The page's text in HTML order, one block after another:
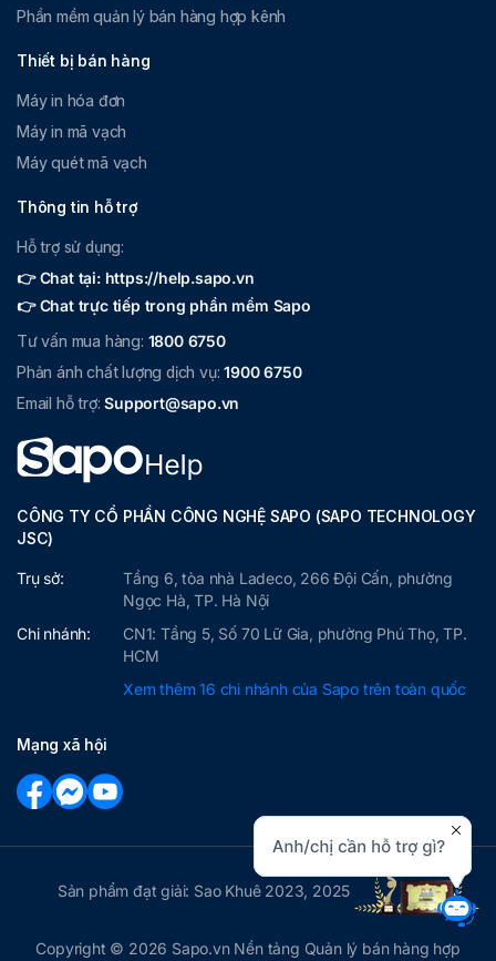
Phần mềm quản lý bán hàng hợp kênh
Thiết bị bán hàng
Máy in hóa đơn
Máy in mã vạch
Máy quét mã vạch
Thông tin hỗ trợ
Hỗ trợ sử dụng:
👉 Chat tại: https://help.sapo.vn
👉 Chat trực tiếp trong phần mềm Sapo
Tư vấn mua hàng: 1800 6750
Phản ánh chất lượng dịch vụ:1900 6750
Email hỗ trợ:Support@sapo.vn
CÔNG TY CỔ PHẦN CÔNG NGHỆ SAPO (SAPO TECHNOLOGY
JSC)
Trụ sở:
Tầng 6, tòa nhà Ladeco, 266 Đội Cấn, phường
Ngọc Hà, TP. Hà Nội
Chi nhánh:
CN1: Tầng 5, Số 70 Lữ Gia, phường Phú Thọ, TP.
HCM
Xem thêm 16 chi nhánh của Sapo trên toàn quốc
Mạng xã hội
Copyright © 2026 Sapo.vn Nền tảng Quản lý bán hàng hợp
Sản phẩm đạt giải: Sao Khuê 2023, 2025